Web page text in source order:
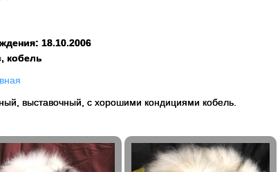
18.10.2006
кобель
выставочный, с хорошими кондициями кобель.